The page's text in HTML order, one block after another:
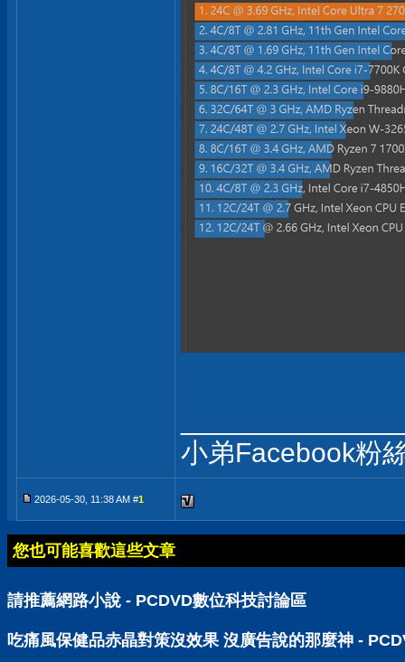
小弟Facebook粉
2026-05-30, 11:38 AM #1
您也可能喜歡這些文章
請推薦網路小說 - PCDVD數位科技討論區
吃痛風保健品赤晶對策沒效果 沒廣告說的那麼神 -